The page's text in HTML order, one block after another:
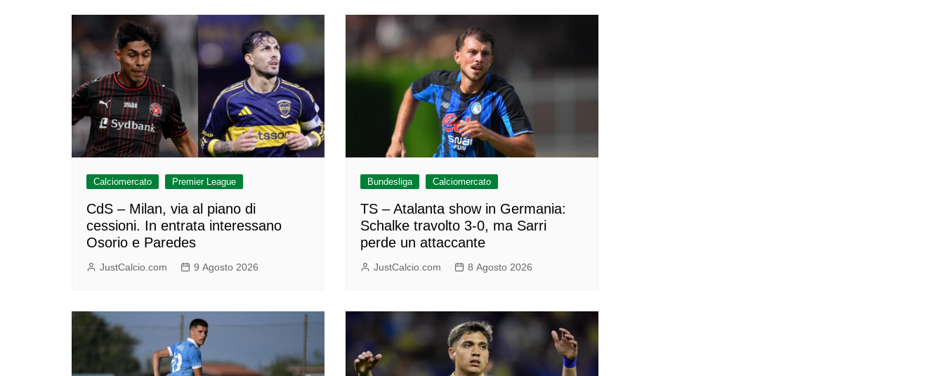
Calciomercato Premier League
CdS – Milan, via al piano di
cessioni. In entrata interessano
Osorio e Paredes
JustCalcio.com 9 Agosto 2026
Bundesliga Calciomercato
TS – Atalanta show in Germania:
Schalke travolto 3-0, ma Sarri
perde un attaccante
JustCalcio.com 8 Agosto 2026